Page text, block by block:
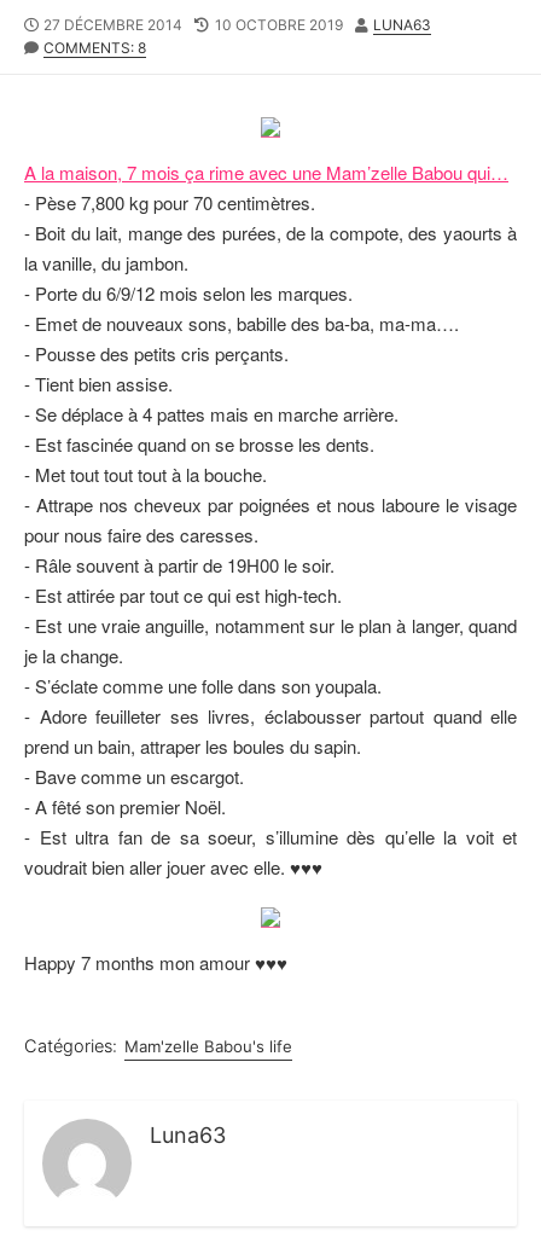
P
U
H
E
D
D
E
27 DÉCEMBRE 2014
L
D
I
F
I
D
A
E
10 OCTOBRE 2019
A
LUNA63
COMMENTS: 8
A la maison, 7 mois ça rime avec une Mam’zelle Babou qui…
- Pèse 7,800 kg pour 70 centimètres.
- Boit du lait, mange des purées, de la compote, des yaourts à
la vanille, du jambon.
- Porte du 6/9/12 mois selon les marques.
- Emet de nouveaux sons, babille des ba-ba, ma-ma….
- Pousse des petits cris perçants.
- Tient bien assise.
- Se déplace à 4 pattes mais en marche arrière.
- Est fascinée quand on se brosse les dents.
- Met tout tout tout à la bouche.
- Attrape nos cheveux par poignées et nous laboure le visage
pour nous faire des caresses.
- Râle souvent à partir de 19H00 le soir.
- Est attirée par tout ce qui est high-tech.
- Est une vraie anguille, notamment sur le plan à langer, quand
je la change.
- S’éclate comme une folle dans son youpala.
- Adore feuilleter ses livres, éclabousser partout quand elle
prend un bain, attraper les boules du sapin.
- Bave comme un escargot.
- A fêté son premier Noël.
- Est ultra fan de sa soeur, s’illumine dès qu’elle la voit et
voudrait bien aller jouer avec elle. ♥♥♥
Happy 7 months mon amour ♥♥♥
Catégories: Mam'zelle Babou's life
Luna63